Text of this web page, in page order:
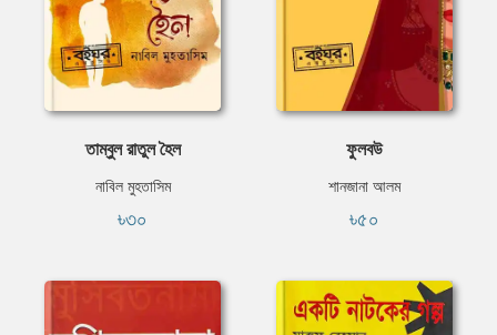
তাম্বুল রাতুল হৈল
নাবিল মুহতাসিম
৳৩০
ফুলবউ
শানজানা আলম
৳৫০